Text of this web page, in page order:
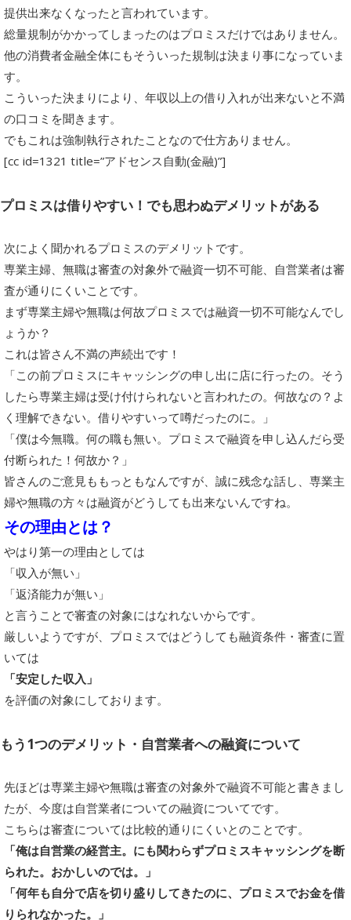
提供出来なくなったと言われています。
総量規制がかかってしまったのはプロミスだけではありません。
他の消費者金融全体にもそういった規制は決まり事になっていま
す。
こういった決まりにより、年収以上の借り入れが出来ないと不満
の口コミを聞きます。
でもこれは強制執行されたことなので仕方ありません。
[cc id=1321 title=”アドセンス自動(金融)”]
プロミスは借りやすい！でも思わぬデメリットがある
次によく聞かれるプロミスのデメリットです。
専業主婦、無職は審査の対象外で融資一切不可能、自営業者は審
査が通りにくいことです。
まず専業主婦や無職は何故プロミスでは融資一切不可能なんでし
ょうか？
これは皆さん不満の声続出です！
「この前プロミスにキャッシングの申し出に店に行ったの。そう
したら専業主婦は受け付けられないと言われたの。何故なの？よ
く理解できない。借りやすいって噂だったのに。」
「僕は今無職。何の職も無い。プロミスで融資を申し込んだら受
付断られた！何故か？」
皆さんのご意見ももっともなんですが、誠に残念な話し、専業主
婦や無職の方々は融資がどうしても出来ないんですね。
その理由とは？
やはり第一の理由としては
「収入が無い」
「返済能力が無い」
と言うことで審査の対象にはなれないからです。
厳しいようですが、プロミスではどうしても融資条件・審査に置
いては
「安定した収入」
を評価の対象にしております。
もう1つのデメリット・自営業者への融資について
先ほどは専業主婦や無職は審査の対象外で融資不可能と書きまし
たが、今度は自営業者についての融資についてです。
こちらは審査については比較的通りにくいとのことです。
「俺は自営業の経営主。にも関わらずプロミスキャッシングを断
られた。おかしいのでは。」
「何年も自分で店を切り盛りしてきたのに、プロミスでお金を借
りられなかった。」